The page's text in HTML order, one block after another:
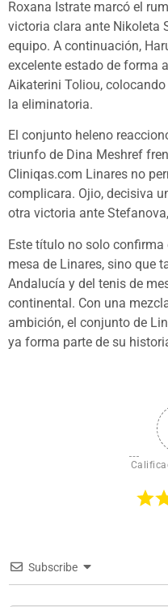
Roxana Istrate marcó el
victoria clara ante Nikoleta
equipo. A continuación,
excelente estado de forma
Aikaterini Toliou,
la eliminatoria.
El conjunto heleno
triunfo de Dina Meshref
Cliniqas.com Linares no
complicara. Ojio, decisiva
otra victoria ante
Este título no solo
mesa de Linares, sino que
Andalucía y del tenis de
continental. Con una
ambición, el conjunto de
ya forma parte de su
Subscribe